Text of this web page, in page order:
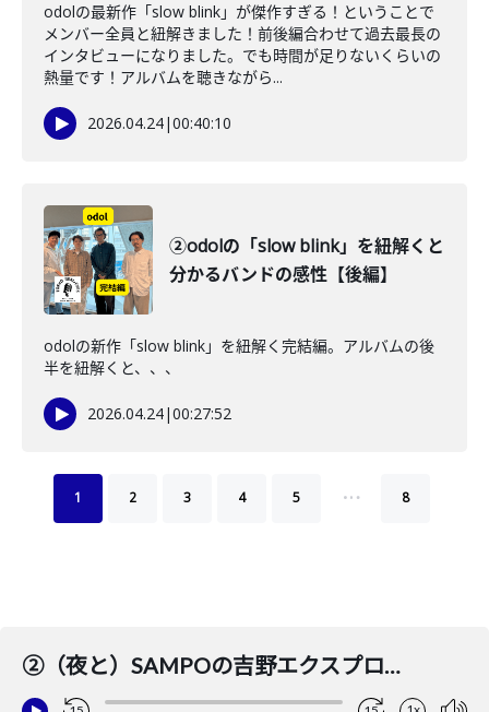
odolの最新作「slow blink」が傑作すぎる！ということで
メンバー全員と紐解きました！前後編合わせて過去最長の
インタビューになりました。でも時間が足りないくらいの
熱量です！アルバムを聴きながら...
2026.04.24|00:40:10
②odolの「slow blink」を紐解くと
分かるバンドの感性【後編】
odolの新作「slow blink」を紐解く完結編。アルバムの後
半を紐解くと、、、
2026.04.24|00:27:52
1 2 3 4 5 … 8
②（夜と）SAMPOの吉野エクスプロージョンが音楽と社会人とういう進路について藤田と語り合う(完結編）